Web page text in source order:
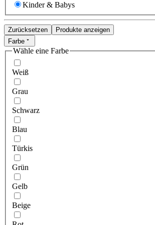
Kinder & Babys
Zurücksetzen
Produkte anzeigen
Farbe
Wähle eine Farbe
Weiß
Grau
Schwarz
Blau
Türkis
Grün
Gelb
Beige